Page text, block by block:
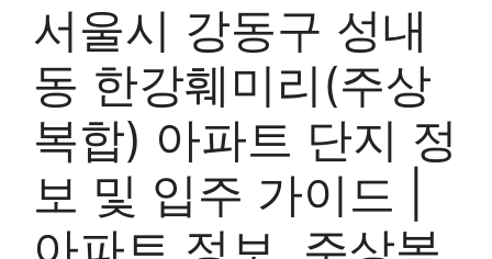
서울시 강동구 성내
동 한강훼미리(주상
복합) 아파트 단지 정
보 및 입주 가이드 |